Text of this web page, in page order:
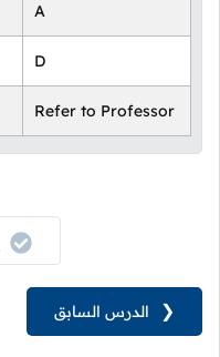
A
D
Refer to Professor
❮ الدرس السابق